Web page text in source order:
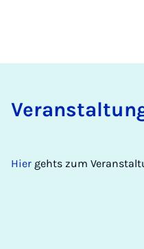
Hier gehts zum